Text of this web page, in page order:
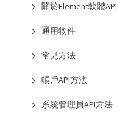
關於Element軟體API
通用物件
常見方法
帳戶API方法
系統管理員API方法